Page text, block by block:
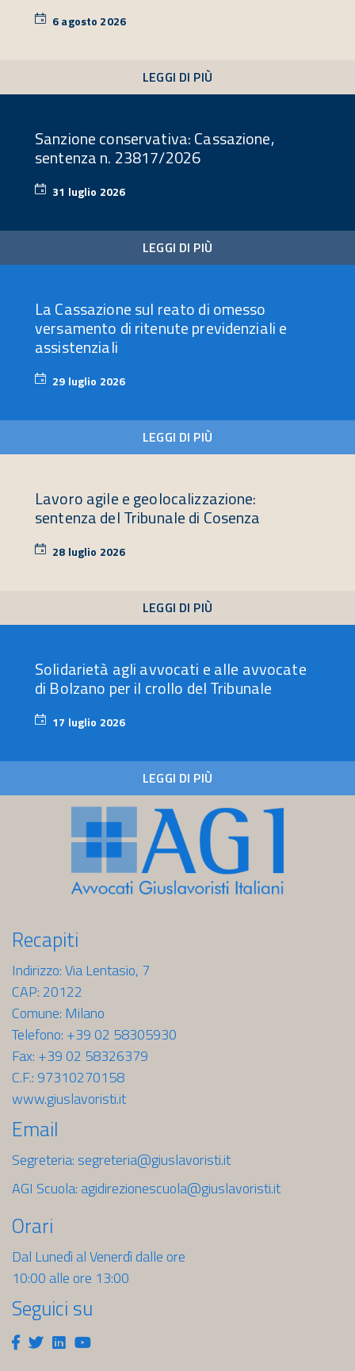
6 agosto 20266
LEGGI DI PIÙ
Sanzione conservativa: Cassazione,
sentenza n. 23817/2026
31 luglio 2026
LEGGI DI PIÙ
La Cassazione sul reato di omesso
versamento di ritenute previdenziali e
assistenziali
29 luglio 2026
LEGGI DI PIÙ
Lavoro agile e geolocalizzazione:
sentenza del Tribunale di Cosenza
28 luglio 2026
LEGGI DI PIÙ
Solidarietà agli avvocati e alle avvocate
di Bolzano per il crollo del Tribunale
17 luglio 2026
LEGGI DI PIÙ
Recapiti
Indirizzo: Via Lentasio, 7
CAP: 20122
Comune: Milano
Telefono: +39 02 58305930
Fax: +39 02 58326379
C.F.: 97310270158
www.giuslavoristi.it
Email
Segreteria: segreteria@giuslavoristi.it
AGI Scuola: agidirezionescuola@giuslavoristi.it
Orari
Dal Lunedì al Venerdì dalle ore
10:00 alle ore 13:00
Seguici su
Facebook
Twitter
LinkedinYoutube